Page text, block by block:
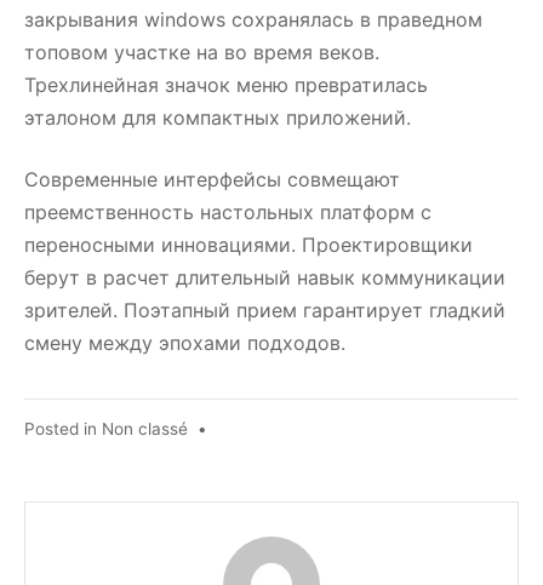
закрывания windows сохранялась в праведном
топовом участке на во время веков.
Трехлинейная значок меню превратилась
эталоном для компактных приложений.
Современные интерфейсы совмещают
преемственность настольных платформ с
переносными инновациями. Проектировщики
берут в расчет длительный навык коммуникации
зрителей. Поэтапный прием гарантирует гладкий
смену между эпохами подходов.
Posted in Non classé •